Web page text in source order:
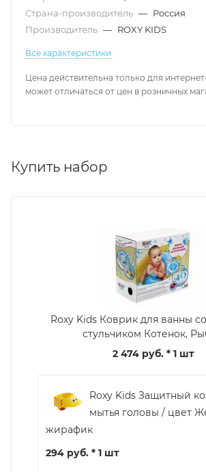
Страна-производитель — Россия
Производитель — ROXY KIDS
Все характеристики
Цена действительна только для
может отличаться от цен в розничных
Купить набор
Roxy Kids Коврик для ванны
стульчиком Котенок,
2 474 руб.* 1 шт
Roxy Kids Защитный
мытья головы / цвет
жирафик
294 руб. * 1 шт